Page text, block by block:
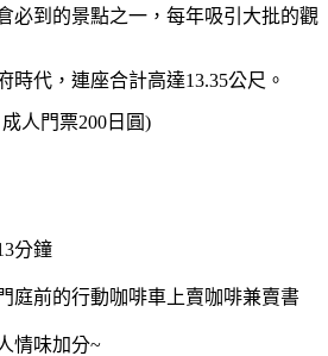
必到的景點之一，每年吸引大批的觀
時代，連座合計高達13.35公尺。
人門票200日圓)
分鐘
庭前的行動咖啡車上賣咖啡兼賣書
情味加分~